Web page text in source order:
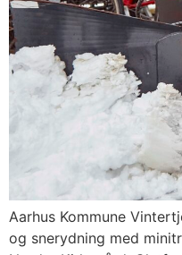
Aarhus Kommune
og snerydning med